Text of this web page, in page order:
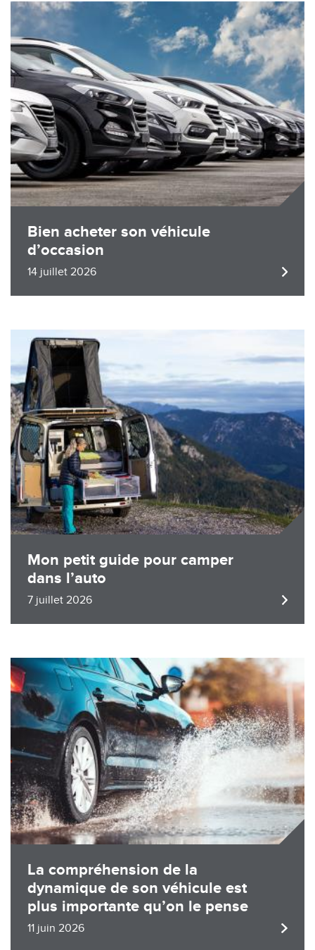
Image
Bien acheter son véhicule
d’occasion
14 juillet 2026
Image
Mon petit guide pour camper
dans l’auto
7 juillet 2026
Image
La compréhension de la
dynamique de son véhicule est
plus importante qu’on le pense
11 juin 2026